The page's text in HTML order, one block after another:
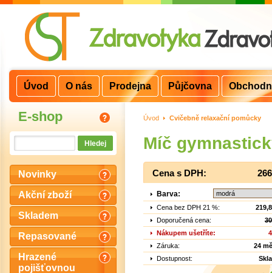
E-shop
Novinky
Akční zboží
Skladem
Repasované
Hrazené
pojišťovnou
Úvod > Cvičebně relaxační pomůcky
Míč
Cena s DPH:
Barva:
Cena bez DPH 21 %:
Doporučená cena:
Nákupem ušetříte:
Záruka:
24
Dostupnost:
Úvod O nás Prodejna Půjčovna